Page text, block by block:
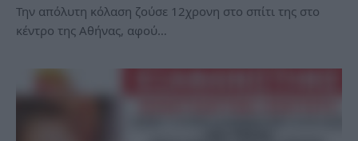
Την απόλυτη κόλαση ζούσε 12χρονη στο σπίτι της στο
κέντρο της Αθήνας, αφού…